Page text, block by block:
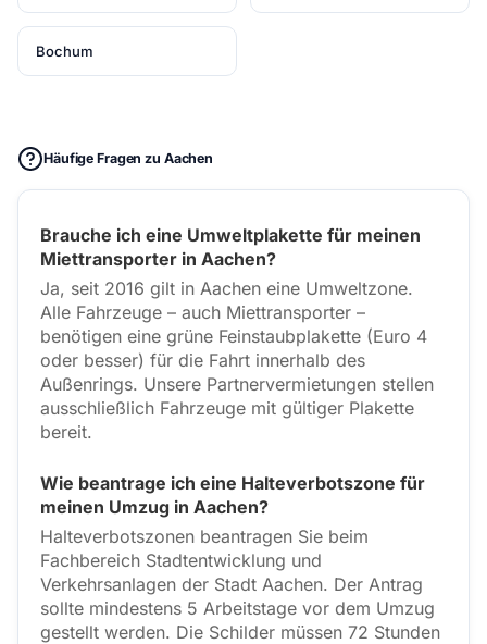
Bochum
Häufige Fragen zu Aachen
Brauche ich eine Umweltplakette für meinen
Miettransporter in Aachen?
Ja, seit 2016 gilt in Aachen eine Umweltzone.
Alle Fahrzeuge – auch Miettransporter –
benötigen eine grüne Feinstaubplakette (Euro 4
oder besser) für die Fahrt innerhalb des
Außenrings. Unsere Partnervermietungen stellen
ausschließlich Fahrzeuge mit gültiger Plakette
bereit.
Wie beantrage ich eine Halteverbotszone für
meinen Umzug in Aachen?
Halteverbotszonen beantragen Sie beim
Fachbereich Stadtentwicklung und
Verkehrsanlagen der Stadt Aachen. Der Antrag
sollte mindestens 5 Arbeitstage vor dem Umzug
gestellt werden. Die Schilder müssen 72 Stunden